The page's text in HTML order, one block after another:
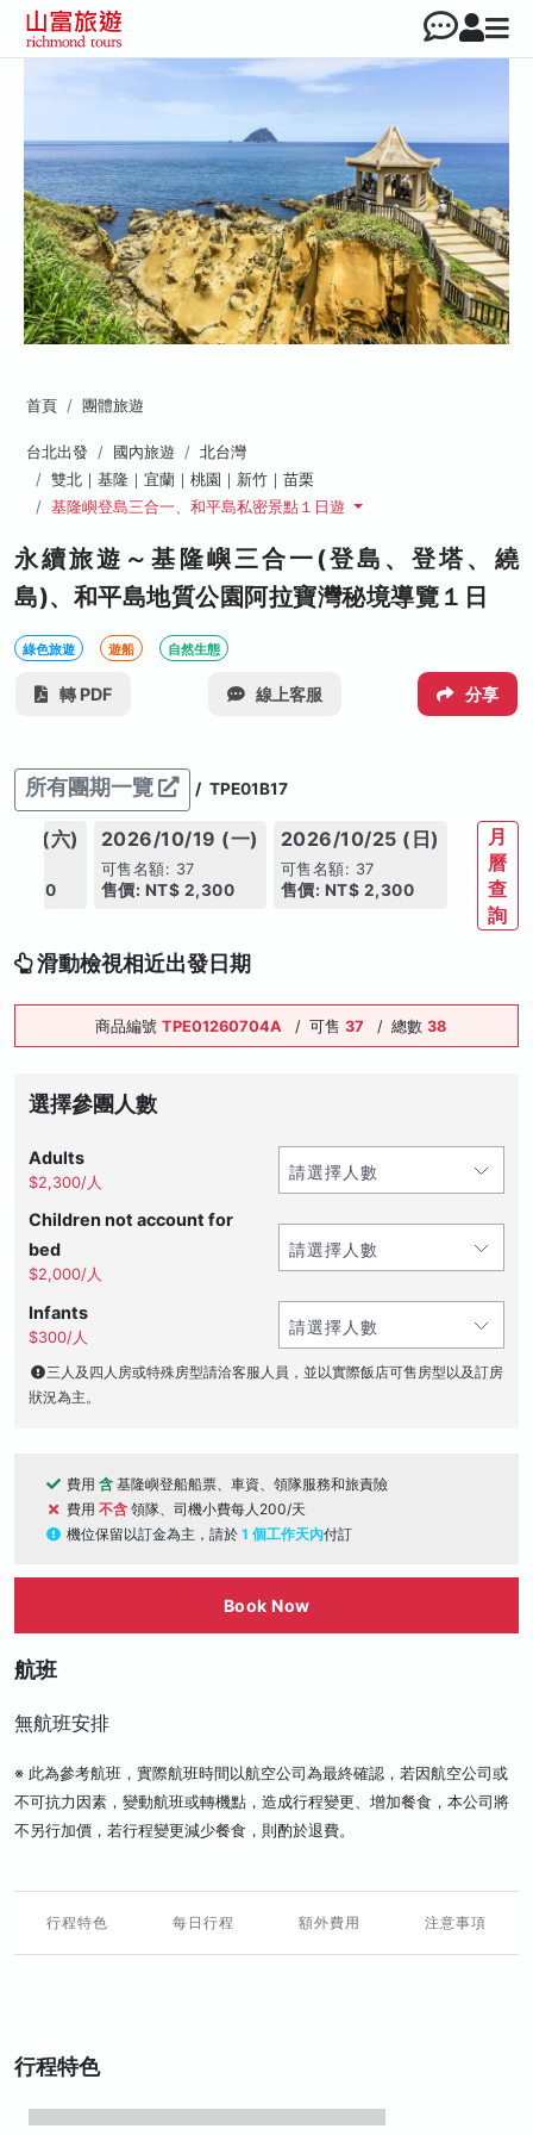
首頁 團體旅遊
台北出發 國內旅遊
北台灣
雙北｜基隆｜宜蘭｜桃園｜新竹｜苗栗
基隆嶼登島三合一、和平島私密景點１日遊
永續旅遊～基隆嶼三合一(登島、登塔、繞
島)、和平島地質公園阿拉寶灣秘境導覽１日
綠色旅遊 遊船 自然生態
轉 PDF 線上客服 分享
所有團期一覽 / TPE01B17
17 (六)
2,300
2026/10/19 (一)
可售名額: 37
售價: NT$ 2,300
2026/10/25 (日)
可售名額: 37
售價: NT$ 2,300
月
曆
查
詢
滑動檢視相近出發日期
商品編號 TPE01260704A / 可售 37 / 總數 38
選擇參團人數
Adults
$2,300/人
Children not account for
bed
$2,000/人
Infants
$300/人
三人及四人房或特殊房型請洽客服人員，並以實際飯店可售房型以及訂房
狀況為主。
費用 含 基隆嶼登船船票、車資、領隊服務和旅責險
費用 不含 領隊、司機小費每人200/天
機位保留以訂金為主，請於 1 個工作天內付訂
Book Now
航班
無航班安排
※ 此為參考航班，實際航班時間以航空公司為最終確認，若因航空公司或
不可抗力因素，變動航班或轉機點，造成行程變更、增加餐食，本公司將
不另行加價，若行程變更減少餐食，則酌於退費。
行程特色 每日行程 額外費用 注意事項
行程特色